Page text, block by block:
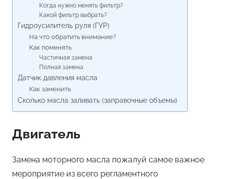
Когда нужно менять фильтр?
Какой фильтр выбрать?
Гидроусилитель руля (ГУР)
На что обратить внимание?
Как поменять
Частичная замена
Полная замена
Датчик давления масла
Как заменить
Сколько масла заливать (заправочные объемы)
Двигатель
Замена моторного масла пожалуй самое важное
мероприятие из всего регламентного